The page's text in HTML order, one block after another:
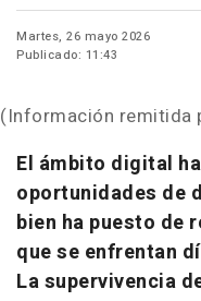
Martes, 26 mayo 2026
Publicado: 11:43
(Información remitida
El ámbito digital
oportunidades de
bien ha puesto de
que se enfrentan
La supervivencia